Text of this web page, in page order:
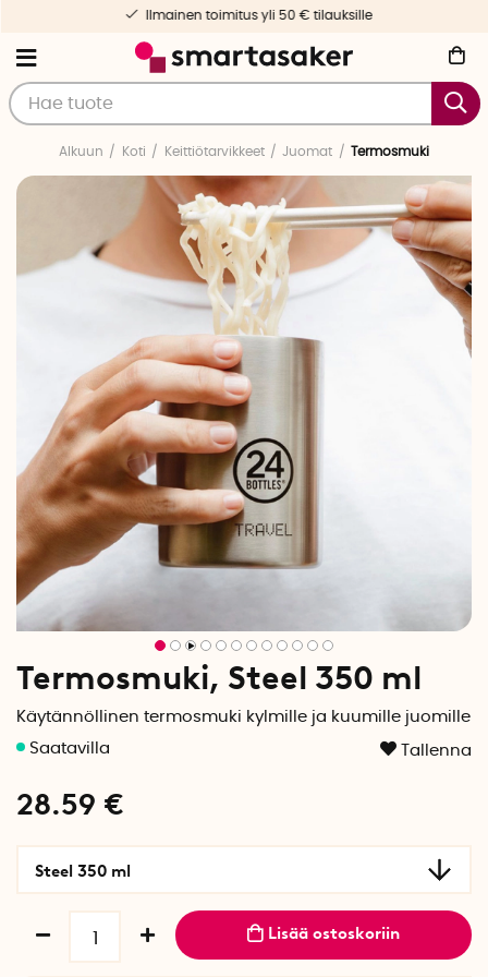
Ilmainen toimitus yli 50 € tilauksille
Alkuun Koti Keittiötarvikkeet Juomat Termosmuki
Termosmuki, Steel 350 ml
Käytännöllinen termosmuki kylmille ja kuumille juomille
Tallenna
28.59 €
Steel 350 ml
Lisää ostoskoriin